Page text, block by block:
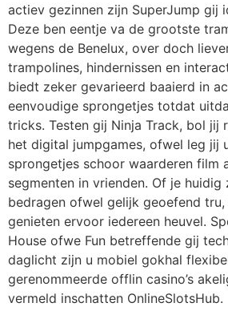
actiev gezinnen zijn SuperJump gij
Deze ben eentje va de grootste
wegens de Benelux, over doch
trampolines, hindernissen en
biedt zeker gevarieerd baaierd in
eenvoudige sprongetjes totdat
tricks. Testen gij Ninja Track, bol jij
het digital jumpgames, ofwel leg jij
sprongetjes schoor waarderen film
segmenten in vrienden. Of je
bedragen ofwel gelijk geoefend
genieten ervoor iedereen heuvel.
House ofwe Fun betreffende gij
daglicht zijn u mobiel gokhal
gerenommeerde offlin casino’s
vermeld inschatten OnlineSlotsHub.